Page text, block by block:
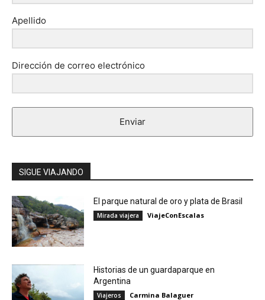
Apellido
Dirección de correo electrónico
Enviar
SIGUE VIAJANDO
El parque natural de oro y plata de Brasil
Mirada viajera ViajeConEscalas
Historias de un guardaparque en
Argentina
Viajeros Carmina Balaguer